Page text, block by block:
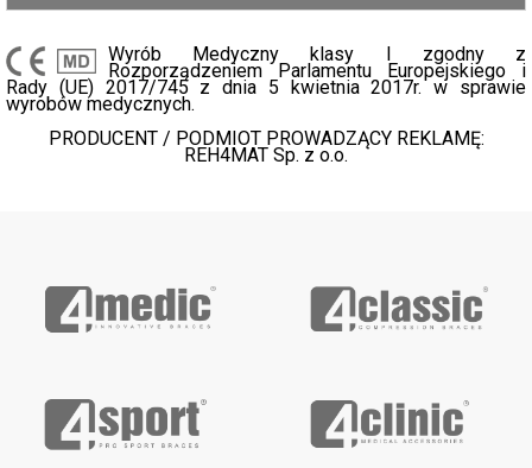
Wyrób Medyczny klasy I zgodny z
Rozporządzeniem Parlamentu Europejskiego i
Rady (UE) 2017/745 z dnia 5 kwietnia 2017r. w sprawie
wyrobów medycznych.
PRODUCENT / PODMIOT PROWADZĄCY REKLAMĘ:
REH4MAT Sp. z o.o.